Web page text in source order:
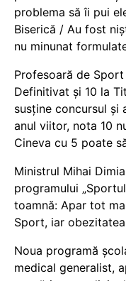
problema să îi pui
Biserică / Au fost
nu minunat
Profesoară de
Definitivat și 10 la
susține concursul și
anul viitor, nota 10
Cineva cu 5 poate
Ministrul Mihai
programului
toamnă: Apar tot
Sport, iar
Noua programă
medical generalist,